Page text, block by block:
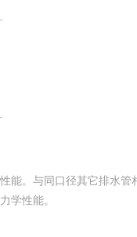
能。与同口径其它排水管
学性能。